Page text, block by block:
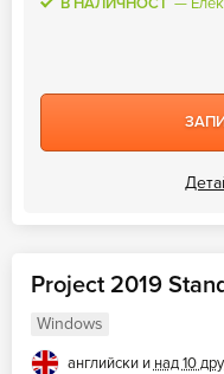
Project 2019
Windows
английски и над 10